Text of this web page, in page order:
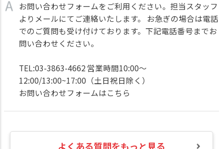
お問い合わせフォームをご利用ください。担当スタッフ
よりメールにてご連絡いたします。 お急ぎの場合は電話
でのご質問も受け付けております。下記電話番号までお
問い合わせください。
TEL:03-3863-4662 営業時間10:00～
12:00/13:00~17:00（土日祝日除く）
お問い合わせフォームはこちら
よくある質問をもっと見る